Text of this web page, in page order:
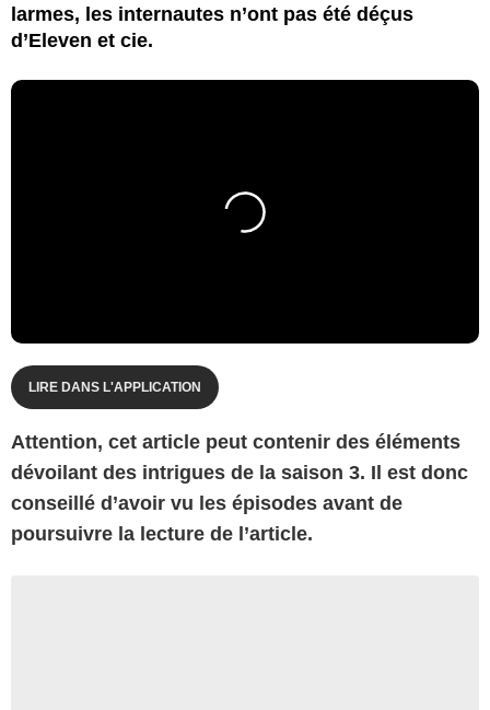
larmes, les internautes n’ont pas été déçus
d’Eleven et cie.
LIRE DANS L'APPLICATION
Attention, cet article peut contenir des éléments
dévoilant des intrigues de la saison 3. Il est donc
conseillé d’avoir vu les épisodes avant de
poursuivre la lecture de l’article.